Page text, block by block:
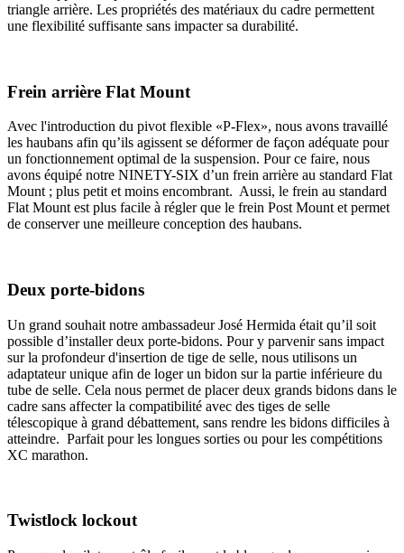
triangle arrière. Les propriétés des matériaux du cadre permettent
une flexibilité suffisante sans impacter sa durabilité.
Frein arrière Flat Mount
Avec l'introduction du pivot flexible «P-Flex», nous avons travaillé
les haubans afin qu’ils agissent se déformer de façon adéquate pour
un fonctionnement optimal de la suspension. Pour ce faire, nous
avons équipé notre NINETY-SIX d’un frein arrière au standard Flat
Mount ; plus petit et moins encombrant. Aussi, le frein au standard
Flat Mount est plus facile à régler que le frein Post Mount et permet
de conserver une meilleure conception des haubans.
Deux porte-bidons
Un grand souhait notre ambassadeur José Hermida était qu’il soit
possible d’installer deux porte-bidons. Pour y parvenir sans impact
sur la profondeur d'insertion de tige de selle, nous utilisons un
adaptateur unique afin de loger un bidon sur la partie inférieure du
tube de selle. Cela nous permet de placer deux grands bidons dans le
cadre sans affecter la compatibilité avec des tiges de selle
télescopique à grand débattement, sans rendre les bidons difficiles à
atteindre. Parfait pour les longues sorties ou pour les compétitions
XC marathon.
Twistlock lockout